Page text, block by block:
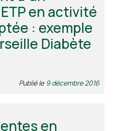
Contact
en activité
: exemple
Diabète
Publié le 9 décembre 2016
en